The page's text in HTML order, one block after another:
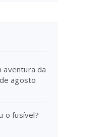
aventura da
agosto
o fusível?